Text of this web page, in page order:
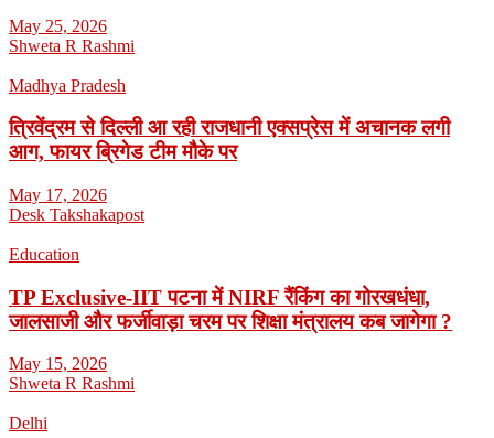
May 25, 2026
Shweta R Rashmi
Madhya Pradesh
त्रिवेंद्रम से दिल्ली आ रही राजधानी एक्सप्रेस में अचानक लगी
आग, फायर ब्रिगेड टीम मौके पर
May 17, 2026
Desk Takshakapost
Education
TP Exclusive-IIT पटना में NIRF रैंकिंग का गोरखधंधा,
जालसाजी और फर्जीवाड़ा चरम पर शिक्षा मंत्रालय कब जागेगा ?
May 15, 2026
Shweta R Rashmi
Delhi